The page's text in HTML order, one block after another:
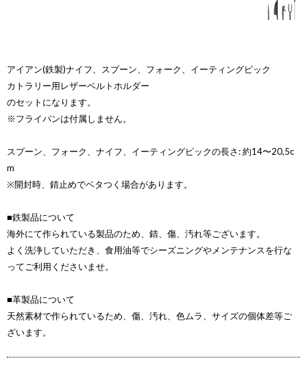
アイアン(鉄製)ナイフ、スプーン、フォーク、イーティングピック
カトラリー用レザーベルトホルダー
のセットになります。
※フライパンは付属しません。
スプーン、フォーク、ナイフ、イーティングピックの長さ: 約14〜20,5c
m
※開封時、錆止めでベタつく場合があります。
■鉄製品について
海外にて作られている製品のため、錆、傷、汚れ等ございます。
よく洗浄していただき、食用油等でシーズニングやメンテナンスを行な
ってご利用くださいませ。
■革製品について
天然素材で作られているため、傷、汚れ、色ムラ、サイズの個体差等ご
ざいます。